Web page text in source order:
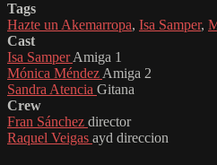
Tags
Hazte un Akemarropa, Isa Samper,
Cast
Isa SamperAmiga 1
Mónica Méndez Amiga 2
Sandra Atencia Gitana
Crew
Fran Sánchez director
Raquel Veigas ayd direccion